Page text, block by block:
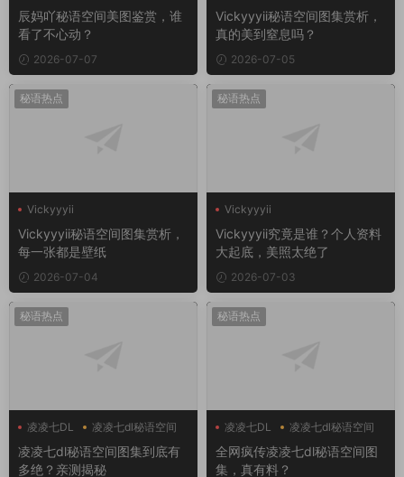
辰妈吖秘语空间美图鉴赏，谁
看了不心动？
2026-07-07
Vickyyyii秘语空间图集赏析，
真的美到窒息吗？
2026-07-05
秘语热点
Vickyyyii
Vickyyyii秘语空间图集赏析，
每一张都是壁纸
2026-07-04
秘语热点
Vickyyyii
Vickyyyii究竟是谁？个人资料
大起底，美照太绝了
2026-07-03
秘语热点
凌凌七DL 凌凌七dl秘语空间
凌凌七dl秘语空间图集到底有
多绝？亲测揭秘
秘语热点
凌凌七DL 凌凌七dl秘语空间
全网疯传凌凌七dl秘语空间图
集，真有料？